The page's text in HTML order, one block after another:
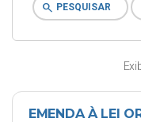
EMENDA À LEI
search PESQUISAR